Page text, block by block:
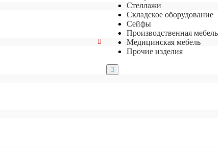
Стеллажи
Складское оборудование
Сейфы
Производственная мебель
Медицинская мебель
Прочие изделия